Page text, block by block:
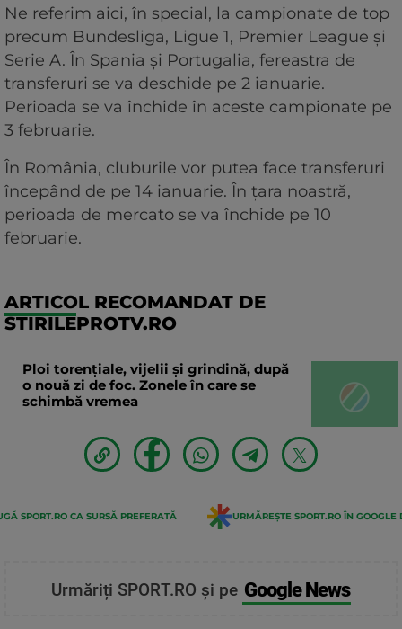
Ne referim aici, în special, la campionate de top
precum Bundesliga, Ligue 1, Premier League și
Serie A. În Spania și Portugalia, fereastra de
transferuri se va deschide pe 2 ianuarie.
Perioada se va închide în aceste campionate pe
3 februarie.
În România, cluburile vor putea face transferuri
începând de pe 14 ianuarie. În țara noastră,
perioada de mercato se va închide pe 10
februarie.
ARTICOL RECOMANDAT DE
STIRILEPROTV.RO
Ploi torențiale, vijelii și grindină, după
o nouă zi de foc. Zonele în care se
schimbă vremea
SPORT.RO CA SURSĂ PREFERATĂ URMĂREȘTE SPORT.RO ÎN GOOGLE
Urmăriți SPORT.RO și pe Google News